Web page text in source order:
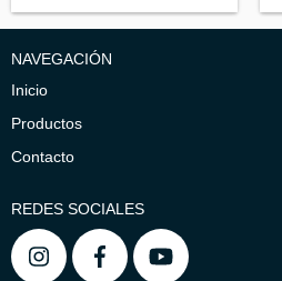
NAVEGACIÓN
Inicio
Productos
Contacto
REDES SOCIALES